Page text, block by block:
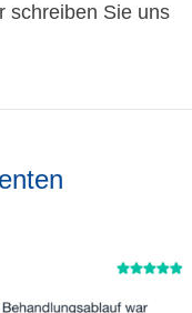
schreiben Sie uns